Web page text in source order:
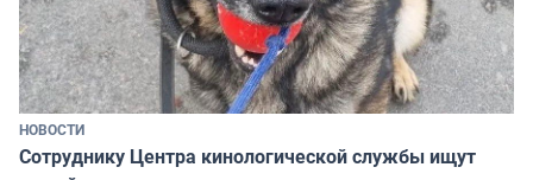
НОВОСТИ
Сотруднику Центра кинологической службы ищут